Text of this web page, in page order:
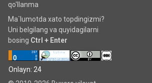
qo'llanma
Ma`lumotda xato topdingizmi?
Uni belgilang va quyidagilarni
bosing Ctrl + Enter
Onlayn: 24